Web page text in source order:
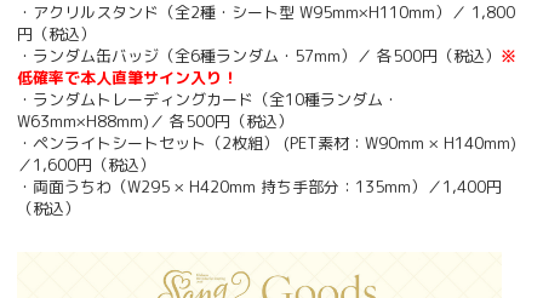
・アクリルスタンド（全2種・シート型 W95mm×H110mm）／ 1,800
円（税込）
・ランダム缶バッジ（全6種ランダム・57mm）／ 各500円（税込） ※
低確率で本人直筆サイン入り！
・ランダムトレーディングカード（全10種ランダム・
W63mm×H88mm)／ 各500円（税込）
・ペンライトシートセット（2枚組） (PET素材：W90mm × H140mm)
／1,600円（税込）
・両面うちわ（W295 × H420mm 持ち手部分：135mm）／1,400円
（税込）